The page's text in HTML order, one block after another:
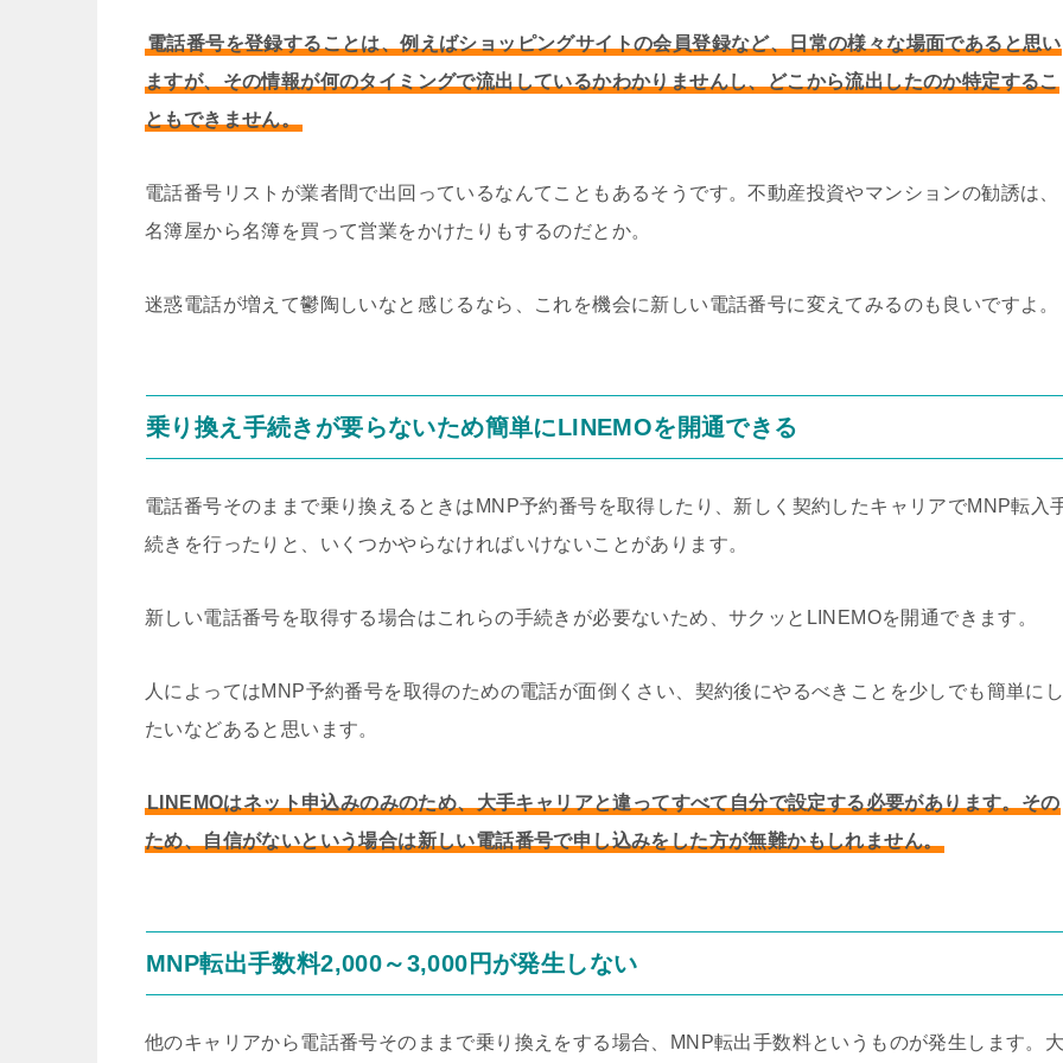
電話番号を登録することは、例えばショッピングサイトの会員登録など、日常の様々な場面であると思い
ますが、その情報が何のタイミングで流出しているかわかりませんし、どこから流出したのか特定するこ
ともできません。
電話番号リストが業者間で出回っているなんてこともあるそうです。不動産投資やマンションの勧誘は、
名簿屋から名簿を買って営業をかけたりもするのだとか。
迷惑電話が増えて鬱陶しいなと感じるなら、これを機会に新しい電話番号に変えてみるのも良いですよ。
乗り換え手続きが要らないため簡単にLINEMOを開通できる
電話番号そのままで乗り換えるときはMNP予約番号を取得したり、新しく契約したキャリアでMNP転入
続きを行ったりと、いくつかやらなければいけないことがあります。
新しい電話番号を取得する場合はこれらの手続きが必要ないため、サクッとLINEMOを開通できます。
人によってはMNP予約番号を取得のための電話が面倒くさい、契約後にやるべきことを少しでも簡単に
たいなどあると思います。
LINEMOはネット申込みのみのため、大手キャリアと違ってすべて自分で設定する必要があります。その
ため、自信がないという場合は新しい電話番号で申し込みをした方が無難かもしれません。
MNP転出手数料2,000～3,000円が発生しない
他のキャリアから電話番号そのままで乗り換えをする場合、MNP転出手数料というものが発生します。